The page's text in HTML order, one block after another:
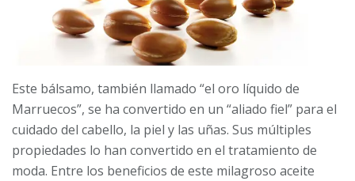
Este bálsamo, también llamado “el oro líquido de
Marruecos”, se ha convertido en un “aliado fiel” para el
cuidado del cabello, la piel y las uñas. Sus múltiples
propiedades lo han convertido en el tratamiento de
moda. Entre los beneficios de este milagroso aceite